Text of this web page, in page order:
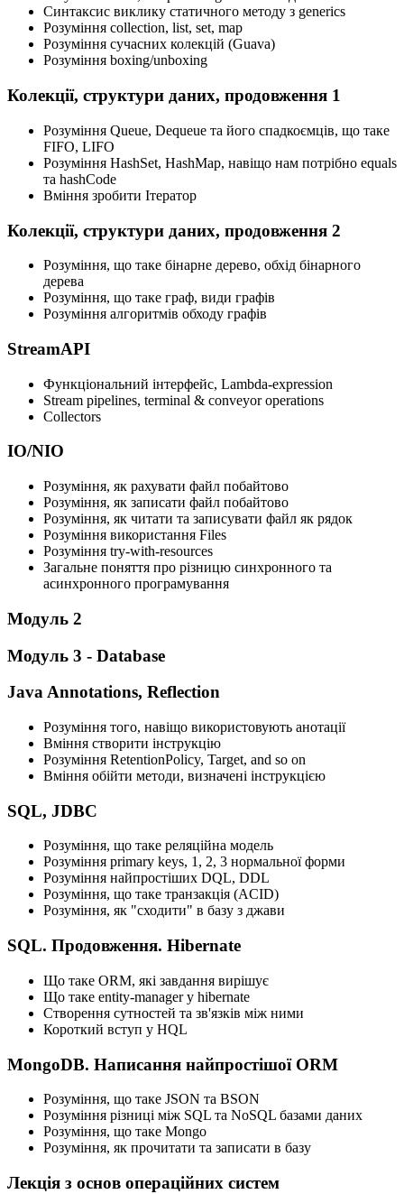
Синтаксис виклику статичного методу з generics
Розуміння collection, list, set, map
Розуміння сучасних колекцій (Guava)
Розуміння boxing/unboxing
Колекції, структури даних, продовження 1
Розуміння Queue, Dequeue та його спадкоємців, що таке
FIFO, LIFO
Розуміння HashSet, HashMap, навіщо нам потрібно equals
та hashCode
Вміння зробити Ітератор
Колекції, структури даних, продовження 2
Розуміння, що таке бінарне дерево, обхід бінарного
дерева
Розуміння, що таке граф, види графів
Розуміння алгоритмів обходу графів
StreamAPI
Функціональний інтерфейс, Lambda-expression
Stream pipelines, terminal & conveyor operations
Collectors
IO/NIO
Розуміння, як рахувати файл побайтово
Розуміння, як записати файл побайтово
Розуміння, як читати та записувати файл як рядок
Розуміння використання Files
Розуміння try-with-resources
Загальне поняття про різницю синхронного та
асинхронного програмування
Модуль 2
Модуль 3 - Database
Java Annotations, Reflection
Розуміння того, навіщо використовують анотації
Вміння створити інструкцію
Розуміння RetentionPolicy, Target, and so on
Вміння обійти методи, визначені інструкцією
SQL, JDBC
Розуміння, що таке реляційна модель
Розуміння primary keys, 1, 2, 3 нормальної форми
Розуміння найпростіших DQL, DDL
Розуміння, що таке транзакція (ACID)
Розуміння, як "сходити" в базу з джави
SQL. Продовження. Hibernate
Що таке ORM, які завдання вирішує
Що таке entity-manager у hibernate
Створення сутностей та зв'язків між ними
Короткий вступ у HQL
MongoDB. Написання найпростішої ORM
Розуміння, що таке JSON та BSON
Розуміння різниці між SQL та NoSQL базами даних
Розуміння, що таке Mongo
Розуміння, як прочитати та записати в базу
Лекція з основ операційних систем